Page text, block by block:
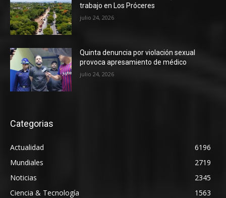
trabajo en Los Próceres
julio 24, 2026
Quinta denuncia por violación sexual
provoca apresamiento de médico
julio 24, 2026
Categorias
Actualidad
6196
Mundiales
2719
Noticias
2345
Ciencia & Tecnología
1563